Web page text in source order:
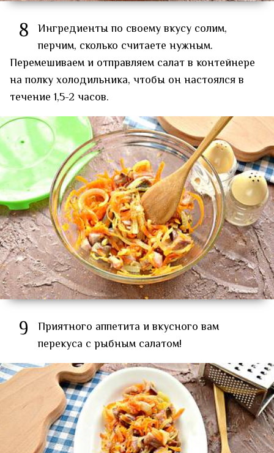
8 Ингредиенты по своему вкусу солим,
перчим, сколько считаете нужным.
Перемешиваем и отправляем салат в контейнере
на полку холодильника, чтобы он настоялся в
течение 1,5-2 часов.
9
Приятного аппетита и вкусного вам
перекуса с рыбным салатом!